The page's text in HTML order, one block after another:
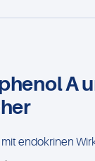
A
endokrinen